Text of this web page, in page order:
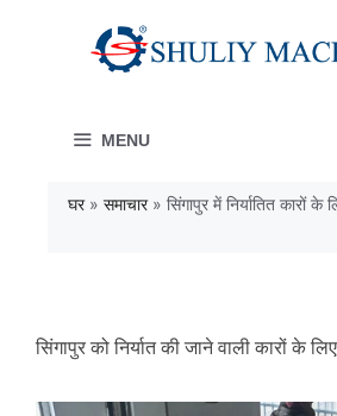
MENU
घर» समाचार» सिंगापुर में निर्यातित कारों
सिंगापुर को निर्यात की जाने वाली कारों के